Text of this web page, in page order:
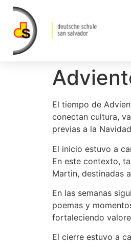
El tiempo de
conectan cultura,
previas a la
El inicio estuvo a
En este contexto,
Martin, destinadas
En las semanas
poemas y
fortaleciendo
El cierre estuvo a